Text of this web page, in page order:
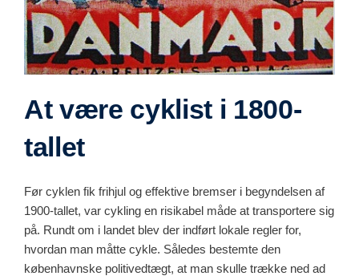
At være cyklist i 1800-
tallet
Før cyklen fik frihjul og effektive bremser i begyndelsen af
1900-tallet, var cykling en risikabel måde at transportere sig
på. Rundt om i landet blev der indført lokale regler for,
hvordan man måtte cykle. Således bestemte den
københavnske politivedtægt, at man skulle trække ned ad